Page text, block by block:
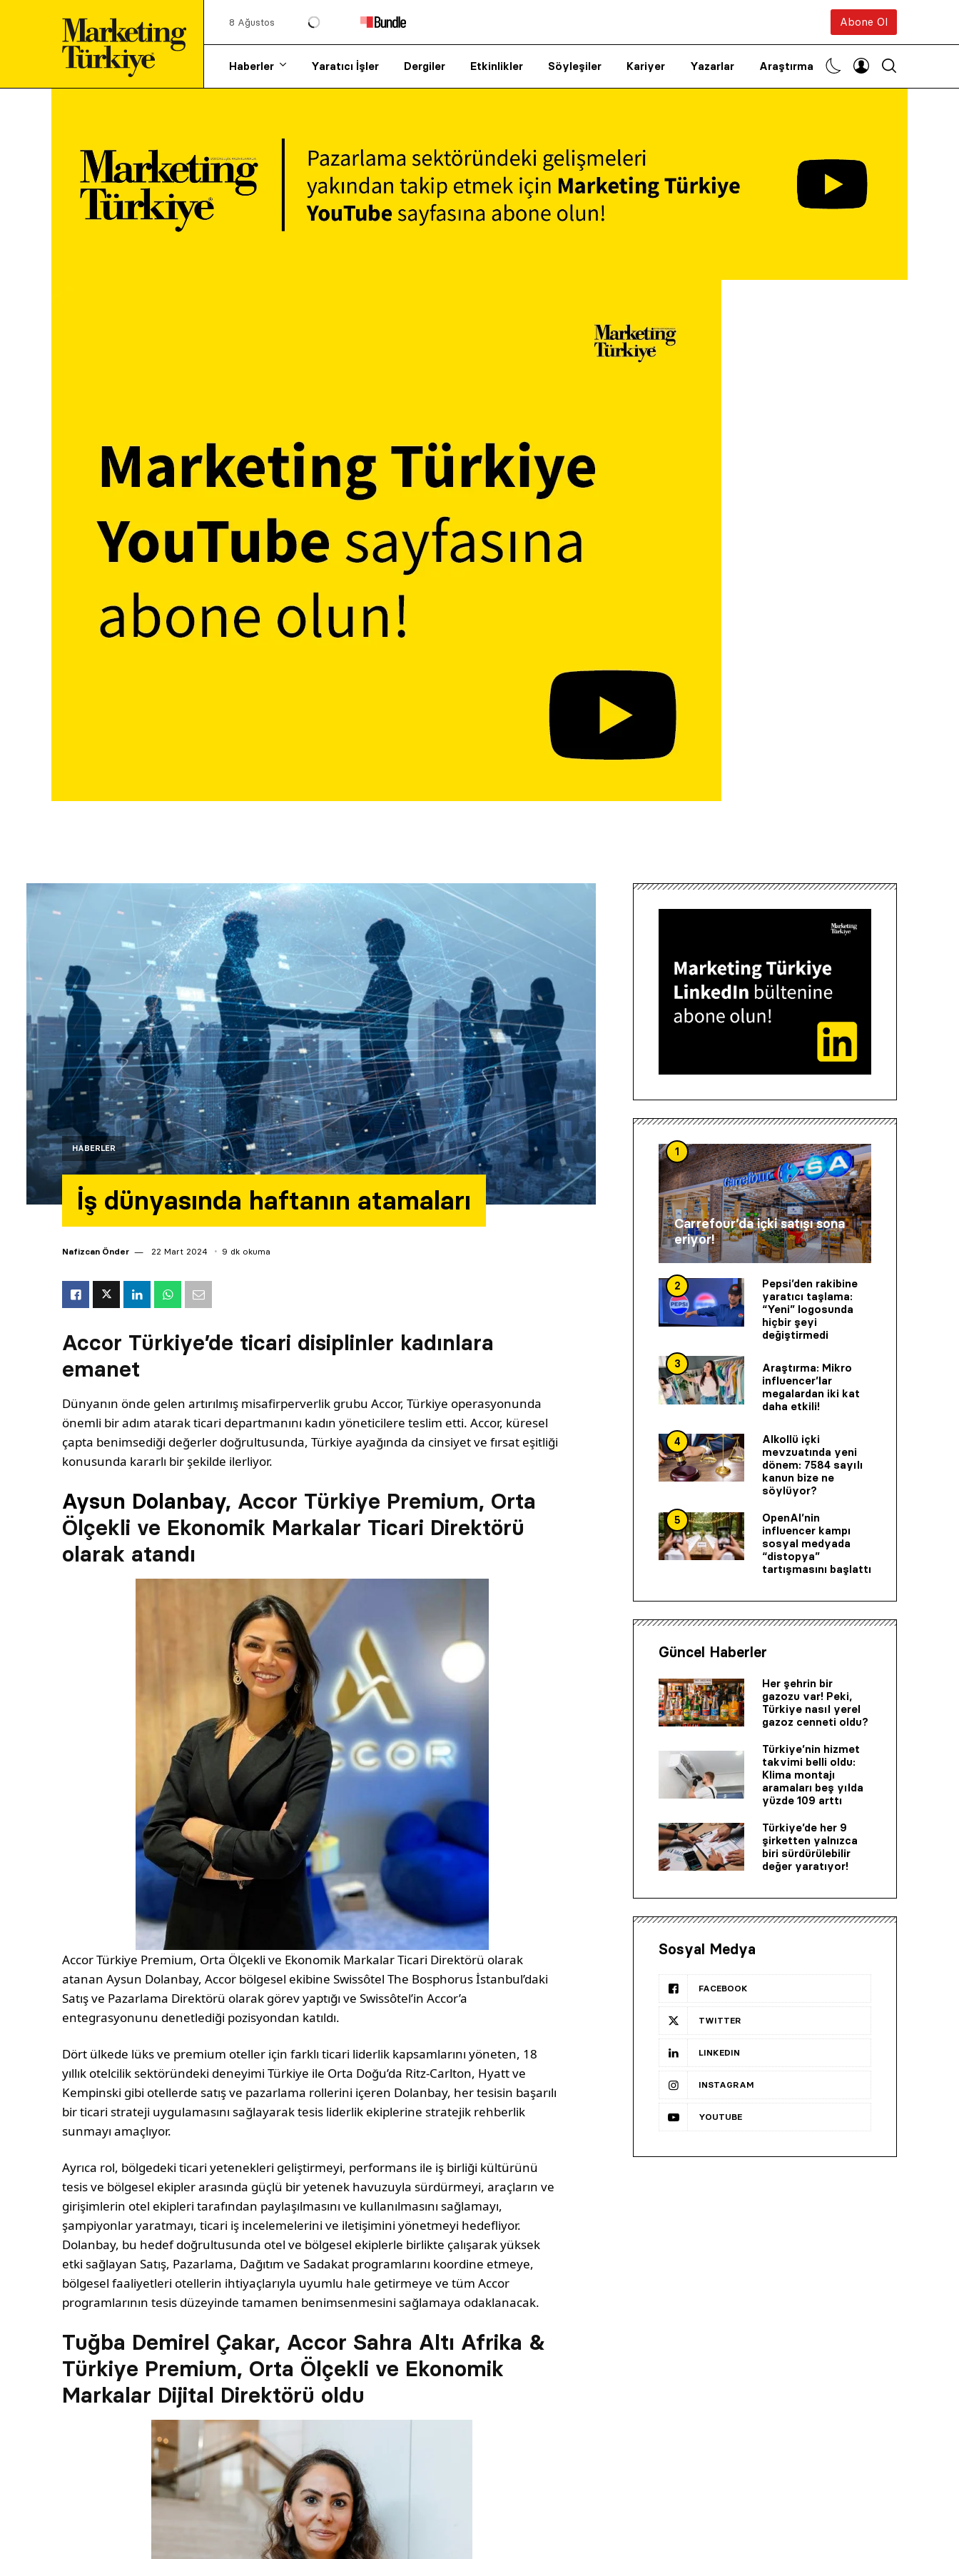
8 Ağustos Abone Ol
Haberler Yaratıcı İşler Dergiler Etkinlikler Söyleşiler Kariyer Yazarlar Araştırma
HABERLER
İş dünyasında haftanın atamaları
Nafizcan Önder 22 Mart 2024 9 dk okuma
Accor Türkiye’de ticari disiplinler kadınlara
emanet
Dünyanın önde gelen artırılmış misafirperverlik grubu Accor, Türkiye operasyonunda
önemli bir adım atarak ticari departmanını kadın yöneticilere teslim etti. Accor, küresel
çapta benimsediği değerler doğrultusunda, Türkiye ayağında da cinsiyet ve fırsat eşitliği
konusunda kararlı bir şekilde ilerliyor.
Aysun Dolanbay, Accor Türkiye Premium, Orta
Ölçekli ve Ekonomik Markalar Ticari Direktörü
olarak atandı
Accor Türkiye Premium, Orta Ölçekli ve Ekonomik Markalar Ticari Direktörü olarak
atanan Aysun Dolanbay, Accor bölgesel ekibine Swissôtel The Bosphorus İstanbul’daki
Satış ve Pazarlama Direktörü olarak görev yaptığı ve Swissôtel’in Accor’a
entegrasyonunu denetlediği pozisyondan katıldı.
Dört ülkede lüks ve premium oteller için farklı ticari liderlik kapsamlarını yöneten, 18
yıllık otelcilik sektöründeki deneyimi Türkiye ile Orta Doğu’da Ritz-Carlton, Hyatt ve
Kempinski gibi otellerde satış ve pazarlama rollerini içeren Dolanbay, her tesisin başarılı
bir ticari strateji uygulamasını sağlayarak tesis liderlik ekiplerine stratejik rehberlik
sunmayı amaçlıyor.
Ayrıca rol, bölgedeki ticari yetenekleri geliştirmeyi, performans ile iş birliği kültürünü
tesis ve bölgesel ekipler arasında güçlü bir yetenek havuzuyla sürdürmeyi, araçların ve
girişimlerin otel ekipleri tarafından paylaşılmasını ve kullanılmasını sağlamayı,
şampiyonlar yaratmayı, ticari iş incelemelerini ve iletişimini yönetmeyi hedefliyor.
Dolanbay, bu hedef doğrultusunda otel ve bölgesel ekiplerle birlikte çalışarak yüksek
etki sağlayan Satış, Pazarlama, Dağıtım ve Sadakat programlarını koordine etmeye,
bölgesel faaliyetleri otellerin ihtiyaçlarıyla uyumlu hale getirmeye ve tüm Accor
programlarının tesis düzeyinde tamamen benimsenmesini sağlamaya odaklanacak.
Tuğba Demirel Çakar, Accor Sahra Altı Afrika &
Türkiye Premium, Orta Ölçekli ve Ekonomik
Markalar Dijital Direktörü oldu
1
Carrefour’da içki satışı sona
eriyor!
2
Pepsi’den rakibine
yaratıcı taşlama:
“Yeni” logosunda
hiçbir şeyi
değiştirmedi
3
Araştırma: Mikro
influencer’lar
megalardan iki kat
daha etkili!
4
Alkollü içki
mevzuatında yeni
dönem: 7584 sayılı
kanun bize ne
söylüyor?
5
OpenAI’nin
influencer kampı
sosyal medyada
“distopya”
tartışmasını başlattı
Güncel Haberler
Her şehrin bir
gazozu var! Peki,
Türkiye nasıl yerel
gazoz cenneti oldu?
Türkiye’nin hizmet
takvimi belli oldu:
Klima montajı
aramaları beş yılda
yüzde 109 arttı
Türkiye’de her 9
şirketten yalnızca
biri sürdürülebilir
değer yaratıyor!
Sosyal Medya
FACEBOOK
TWITTER
LINKEDIN
INSTAGRAM
YOUTUBE